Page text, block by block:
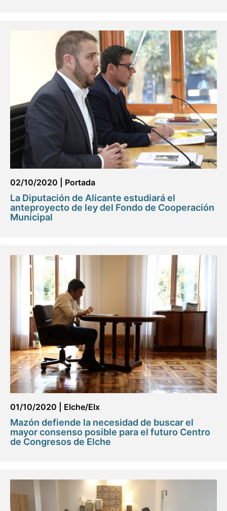
02/10/2020 Portada
La Diputación de Alicante estudiará el
anteproyecto de ley del Fondo de Cooperación
Municipal
01/10/2020 Elche/Elx
Mazón defiende la necesidad de buscar el
mayor consenso posible para el futuro Centro
de Congresos de Elche